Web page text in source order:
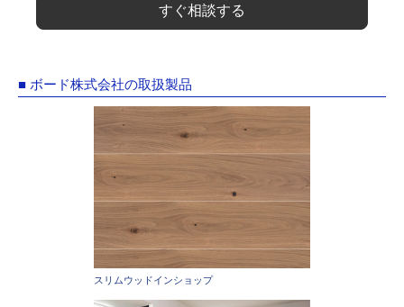
すぐ相談する
■ ボード株式会社の取扱製品
スリムウッドインショップ